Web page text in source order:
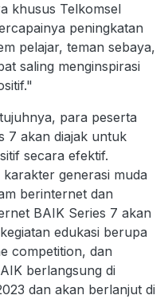
khusus Telkomsel
peningkatan
pelajar, teman sebaya,
saling menginspirasi
para peserta
7 akan diajak untuk
secara efektif.
generasi muda
berinternet dan
BAIK Series 7 akan
edukasi berupa
competition, dan
berlangsung di
dan akan berlanjut di